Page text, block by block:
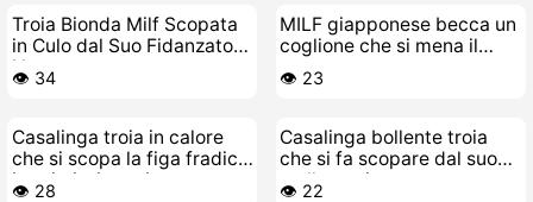
Troia Bionda Milf Scopata
in Culo dal Suo Fidanzato
Nero
👁️ 34
MILF giapponese becca un
coglione che si mena il
cazzo
👁️ 23
Casalinga troia in calore
che si scopa la figa fradicia
in primissimo piano
👁️ 28
Casalinga bollente troia
che si fa scopare dal suo
stallone giovane
👁️ 22